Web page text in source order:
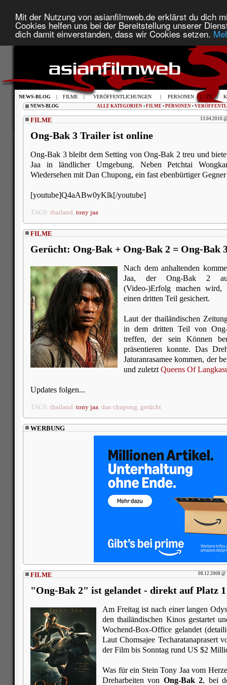
Mit der Nutzung von asianfilmweb.de erklärst du dich
Cookies helfen uns bei der Bereitstellung unserer
dich damit einverstanden, dass wir Cookies setzen.
NEWS-BLOG | FILME | VERÖFFENTLICHUNGEN | PERSONEN | TV |
ALLE KATEGORIEN • FILME • PERSONEN •
NEWS-BLOG
13.04.2010
FILME
Ong-Bak 3 Trailer ist online
Ong-Bak 3 bleibt dem Setting von Ong-Bak 2 treu und
Jaa in ländlicher Umgebung. Neben Petchtai
Wiedersehen mit Dan Chupong, ein fast ebenbürtiger
[youtube]Q4aABw0yKlk[/youtube]
TAGS: thailand, tony jaa
FILME
Gerücht: Ong-Bak + Ong-Bak 2 = Ong-Bak
Nach dem anhaltenden
Jaa, der Ong-Bak 2
(Video-)Erfolg machen
einen dritten Teil gesichert.
Laut der thailändischen
in dem dritten Teil von
treffen, der sein Können
präsentieren konnte. Das
Jaturanrasamee kommen, der
und zuletzt Queens Of
Updates folgen...
TAGS: thailand, tony jaa, dan chupong, gerücht
WERBUNG
08.12.2008 @
FILME
"Ong-Bak 2" ist gelandet - direkt auf Platz 1
Am Freitag ist nach einer langen
den thailändischen Kinos gestartet
Wochend-Box-Office gelandet
Laut Chomsajee Techaratanaprasert
der Film bis Sonntag rund US $2
Was für ein Stein Tony Jaa vom
Dreharbeiten von Ong-Bak 2, bei